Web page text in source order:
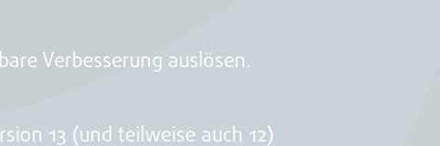
Verbesserung auslösen.
13 (und teilweise auch 12)